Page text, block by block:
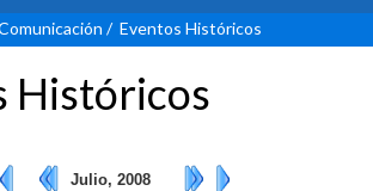
/ Eventos Históricos
Históricos
Julio, 2008